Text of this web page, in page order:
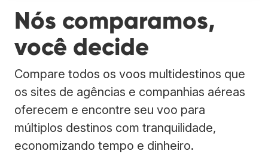
Nós comparamos,
você decide
Compare todos os voos multidestinos que
os sites de agências e companhias aéreas
oferecem e encontre seu voo para
múltiplos destinos com tranquilidade,
economizando tempo e dinheiro.